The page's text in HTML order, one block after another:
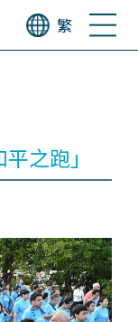
繁
之跑」